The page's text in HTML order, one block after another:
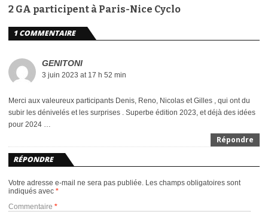
2 GA participent à Paris-Nice Cyclo
1 COMMENTAIRE
GENITONI
3 juin 2023 at 17 h 52 min
Merci aux valeureux participants Denis, Reno, Nicolas et Gilles , qui ont du
subir les dénivelés et les surprises . Superbe édition 2023, et déjà des idées
pour 2024 …
Répondre
RÉPONDRE
Votre adresse e-mail ne sera pas publiée. Les champs obligatoires sont
indiqués avec *
Commentaire *